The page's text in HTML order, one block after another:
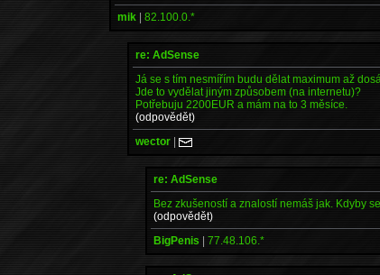
mik |82.100.0.*
re: AdSense
Já se s tím nesmířím budu dělat maximum až
Jde to vydělat jiným způsobem (na internetu)?
Potřebuju 2200EUR a mám na to 3 měsíce.
(odpovědět)
wector |
re: AdSense
Bez zkušeností a znalostí nemáš jak. Kdyby
(odpovědět)
BigPenis |77.48.106.*